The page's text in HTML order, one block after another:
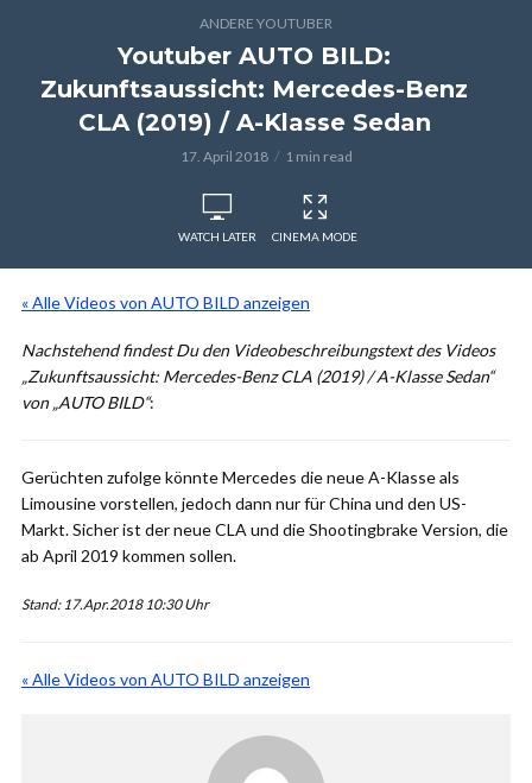
ANDERE YOUTUBER
Youtuber AUTO BILD:
Zukunftsaussicht: Mercedes-Benz
CLA (2019) / A-Klasse Sedan
17. April 2018 1 min read
WATCH LATER CINEMA MODE
« Alle Videos von AUTO BILD anzeigen
Nachstehend findest Du den Videobeschreibungstext des Videos
„Zukunftsaussicht: Mercedes-Benz CLA (2019) / A-Klasse Sedan“
von „AUTO BILD“:
Gerüchten zufolge könnte Mercedes die neue A-Klasse als
Limousine vorstellen, jedoch dann nur für China und den US-
Markt. Sicher ist der neue CLA und die Shootingbrake Version, die
ab April 2019 kommen sollen.
Stand: 17.Apr.2018 10:30 Uhr
« Alle Videos von AUTO BILD anzeigen